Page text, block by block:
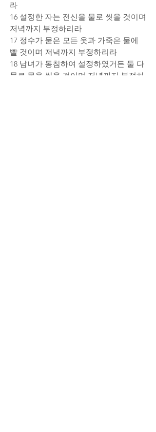
라
16 설정한 자는 전신을 물로 씻을 것이며
저녁까지 부정하리라
17 정수가 묻은 모든 옷과 가죽은 물에
빨 것이며 저녁까지 부정하리라
18 남녀가 동침하여 설정하였거든 둘 다
물로 몸을 씻을 것이며 저녁까지 부정하